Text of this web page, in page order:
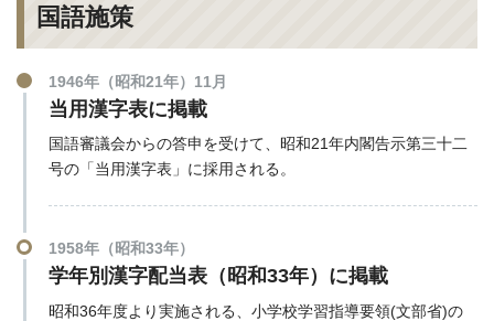
国語施策
1946年（昭和21年）11月
当用漢字表に掲載
国語審議会からの答申を受けて、昭和21年内閣告示第三十二
号の「当用漢字表」に採用される。
1958年（昭和33年）
学年別漢字配当表（昭和33年）に掲載
昭和36年度より実施される、小学校学習指導要領(文部省)の